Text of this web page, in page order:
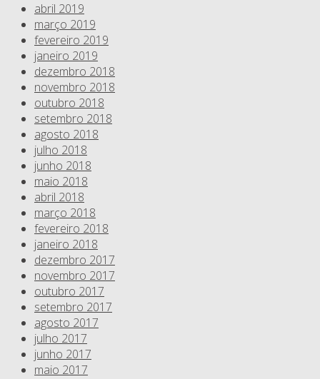
abril 2019
março 2019
fevereiro 2019
janeiro 2019
dezembro 2018
novembro 2018
outubro 2018
setembro 2018
agosto 2018
julho 2018
junho 2018
maio 2018
abril 2018
março 2018
fevereiro 2018
janeiro 2018
dezembro 2017
novembro 2017
outubro 2017
setembro 2017
agosto 2017
julho 2017
junho 2017
maio 2017